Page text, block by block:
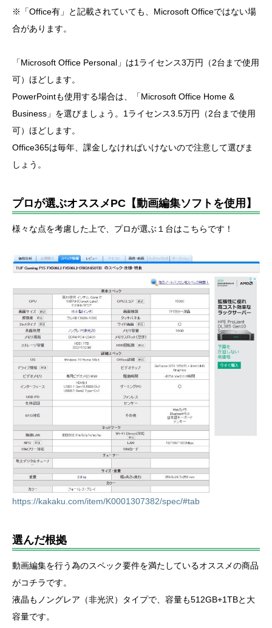
※「Office有」と記載されていても、Microsoft Officeではない場
合があります。
「Microsoft Office Personal」は1ライセンス3万円（2台まで使用
可）ほどします。
PowerPointも使用する場合は、「Microsoft Office Home &
Business」を選びましょう。1ライセンス3.5万円（2台まで使用
可）ほどします。
Office365は毎年、課金しなければいけないので注意して選びま
しょう。
プロが選ぶオススメPC【動画編集ソフトを使用】
様々な点を考慮した上で、プロが選ぶ１台はこちらです！
https://kakaku.com/item/K0001307382/spec/#tab
選んだ根拠
動画編集を行う為のスペック要件を満たしているオススメの商品
がコチラです。
液晶もノングレア（非光沢）タイプで、容量も512GB+1TBと大
容量です。